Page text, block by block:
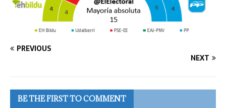
PREVIOUS
NEXT
BE THE FIRST TO COMMENT